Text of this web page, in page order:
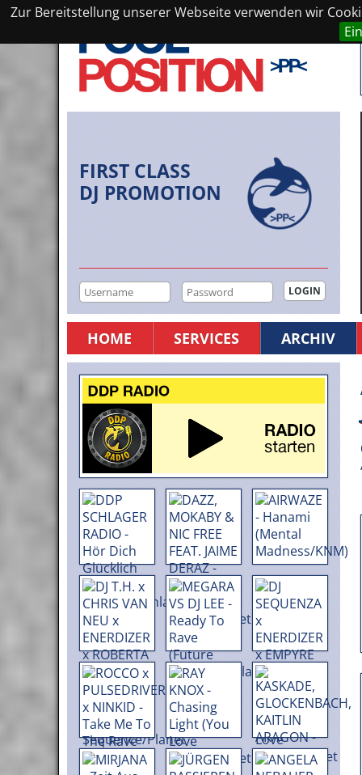
Zur Bereitstellung unserer Webseite verwenden wir
FIRST CLASS
DJ PROMOTION
HOME SERVICES ARCHIV